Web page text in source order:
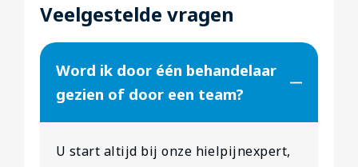
Veelgestelde vragen
Word ik door één behandelaar
gezien of door een team?
U start altijd bij onze hielpijnexpert,